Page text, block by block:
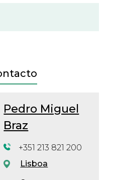
Pedro Miguel
Braz
+351 213 821 200
Lisboa